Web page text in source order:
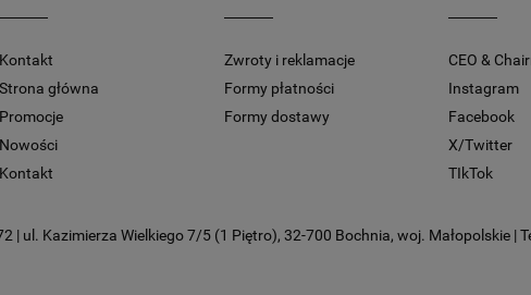
Kontakt
Strona główna
Promocje
Nowości
Kontakt
Zwroty i reklamacje
Formy płatności
Formy dostawy
CEO &
Instagram
Facebook
X/Twitter
TIkTok
| ul. Kazimierza Wielkiego 7/5 (1 Piętro), 32-700 Bochnia, woj. Małopolskie |